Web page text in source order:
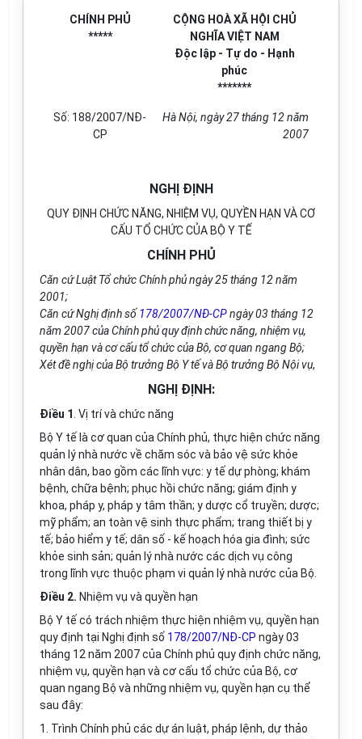
CHÍNH PHỦ
*****
CỘNG HOÀ XÃ HỘI CHỦ
NGHĨA VIỆT NAM
Độc lập - Tự do - Hạnh
phúc
*******
Số: 188/2007/NĐ-
CP
Hà Nội, ngày 27 tháng 12 năm
2007
NGHỊ ĐỊNH
QUY ĐỊNH CHỨC NĂNG, NHIỆM VỤ, QUYỀN HẠN VÀ CƠ
CẤU TỔ CHỨC CỦA BỘ Y TẾ
CHÍNH PHỦ
Căn cứ Luật Tổ chức Chính phủ ngày 25 tháng 12 năm
2001;
Căn cứ Nghị định số 178/2007/NĐ-CPngày 03 tháng 12
năm 2007 của Chính phủ quy định chức năng, nhiệm vụ,
quyền hạn và cơ cấu tổ chức của Bộ, cơ quan ngang Bộ;
Xét đề nghị của Bộ trưởng Bộ Y tế và Bộ trưởng Bộ Nội vụ,
NGHỊ ĐỊNH:
Điều 1 Vị trí và chức năng
Bộ Y tế là cơ quan của Chính phủ, thực hiện chức năng
quản lý nhà nước về chăm sóc và bảo vệ sức khỏe
nhân dân, bao gồm các lĩnh vực: y tế dự phòng; khám
bệnh, chữa bệnh; phục hồi chức năng; giám định y
khoa, pháp y, pháp y tâm thần; y dược cổ truyền; dược;
mỹ phẩm; an toàn vệ sinh thực phẩm; trang thiết bị y
tế; bảo hiểm y tế; dân số - kế hoạch hóa gia đình; sức
khỏe sinh sản; quản lý nhà nước các dịch vụ công
trong lĩnh vực thuộc phạm vi quản lý nhà nước của Bộ.
Điều 2. Nhiệm vụ và quyền hạn
Bộ Y tế có trách nhiệm thực hiện nhiệm vụ, quyền hạn
quy định tại Nghị định số 178/2007/NĐ-CP ngày 03
tháng 12 năm 2007 của Chính phủ quy định chức năng,
nhiệm vụ, quyền hạn và cơ cấu tổ chức của Bộ, cơ
quan ngang Bộ và những nhiệm vụ, quyền hạn cụ thể
sau đây:
1. Trình Chính phủ các dự án luật, pháp lệnh, dự thảo